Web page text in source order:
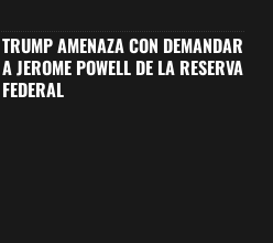
TRUMP AMENAZA CON DEMANDAR
A JEROME POWELL DE LA RESERVA
FEDERAL